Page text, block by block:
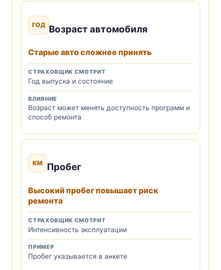
ГОД Возраст автомобиля
Старые авто сложнее принять
СТРАХОВЩИК СМОТРИТ
Год выпуска и состояние
ВЛИЯНИЕ
Возраст может менять доступность программ и
способ ремонта
КМ Пробег
Высокий пробег повышает риск
ремонта
СТРАХОВЩИК СМОТРИТ
Интенсивность эксплуатации
ПРИМЕР
Пробег указывается в анкете